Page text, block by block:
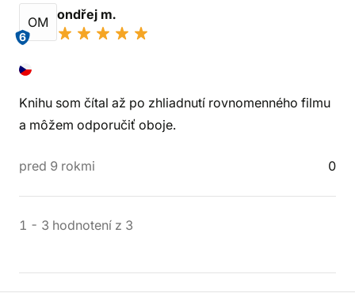
OM
6
ondřej m.
Knihu som čítal až po zhliadnutí rovnomenného filmu
a môžem odporučiť oboje.
pred 9 rokmi 0
1 - 3 hodnotení z 3